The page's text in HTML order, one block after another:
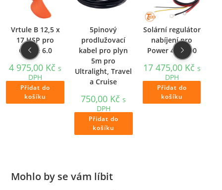
Vrtule B 12,5 x
17 HSP pro
Cruise 6.0
4 975,00 Kč s
DPH
Přidat do
košíku
5pinový
prodlužovací
kabel pro plyn
5m pro
Ultralight, Travel
a Cruise
750,00 Kč s
DPH
Přidat do
košíku
Solární regulátor
nabíjení pro
Power 48-5000
17 475,00 Kč s
DPH
Přidat do
košíku
Mohlo by se vám líbit